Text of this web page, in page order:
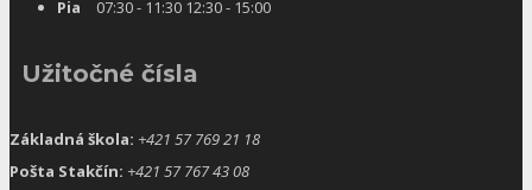
Pia 07:30 - 11:30 12:30 - 15:00
Užitočné čísla
Základná škola: +421 57 769 21 18
Pošta Stakčín: +421 57 767 43 08